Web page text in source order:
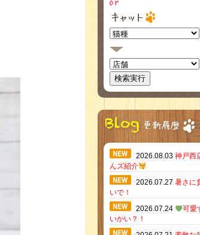
2026.08.03 神戸西
んズ紹介
2026.07.27 暑さに
いで！
2026.07.24
可愛
いかい？！